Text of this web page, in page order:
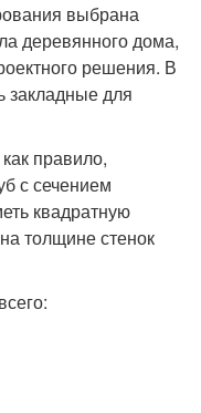
выбрана
деревянного дома,
решения. В
закладные для
правило,
с сечением
квадратную
толщине стенок